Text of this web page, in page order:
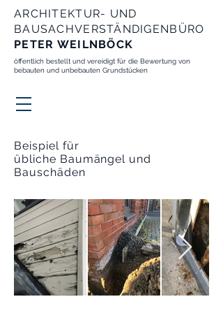
ARCHITEKTUR- UND
BAUSACHVERSTÄNDIGENBÜRO
PETER WEILNBÖCK
öffentlich bestellt und vereidigt für die Bewertung von
bebauten und unbebauten Grundstücken
Beispiel für
übliche Baumängel und
Bauschäden